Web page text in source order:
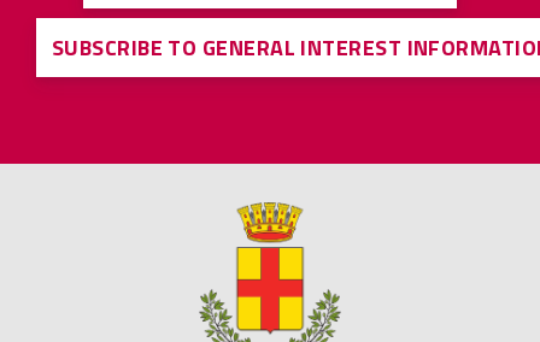
SUBSCRIBE TO GENERAL INTEREST